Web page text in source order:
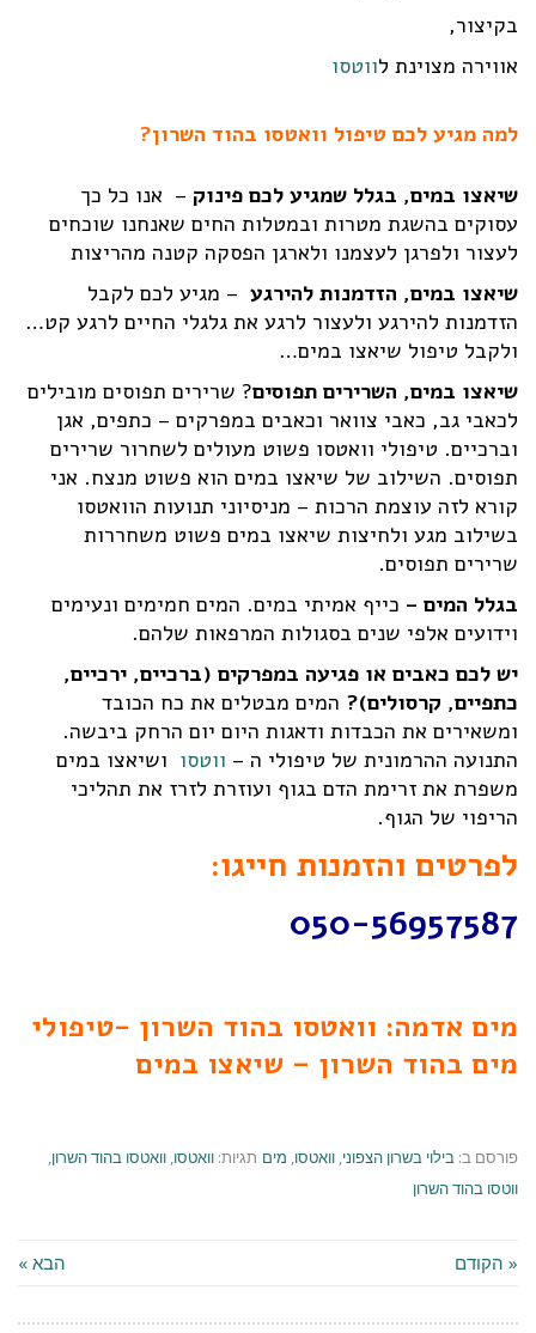
בקיצור,
אווירה מצוינת לווטסו
למה מגיע לכם טיפול וואטסו בהוד השרון?
שיאצו במים, בגלל שמגיע לכם פינוק – אנו כל כך
עסוקים בהשגת מטרות ובמטלות החים שאנחנו שוכחים
לעצור ולפרגן לעצמנו ולארגן הפסקה קטנה מהריצות
שיאצו במים, הזדמנות להירגע – מגיע לכם לקבל
הזדמנות להירגע ולעצור לרגע את גלגלי החיים לרגע קט…
ולקבל טיפול שיאצו במים…
שיאצו במים, השרירים תפוסים? שרירים תפוסים מובילים
לכאבי גב, כאבי צוואר וכאבים במפרקים – כתפים, אגן
וברכיים. טיפולי וואטסו פשוט מעולים לשחרור שרירים
תפוסים. השילוב של שיאצו במים הוא פשוט מנצח. אני
קורא לזה עוצמת הרכות – מניסיוני תנועות הוואטסו
בשילוב מגע ולחיצות שיאצו במים פשוט משחררות
שרירים תפוסים.
בגלל המים – כייף אמיתי במים. המים חמימים ונעימים
וידועים אלפי שנים בסגולות המרפאות שלהם.
יש לכם כאבים או פגיעה במפרקים (ברכיים, ירכיים,
כתפיים, קרסולים)? המים מבטלים את כח הכובד
ומשאירים את הכבדות ודאגות היום יום הרחק ביבשה.
התנועה ההרמונית של טיפולי ה – ווטסו ושיאצו במים
משפרת את זרימת הדם בגוף ועוזרת לזרז את תהליכי
הריפוי של הגוף.
לפרטים והזמנות חייגו:
050-56957587
מים אדמה: וואטסו בהוד השרון -טיפולי
מים בהוד השרון – שיאצו במים
פורסם ב: בילוי בשרון הצפוני, וואטסו, מים תגיות: וואטסו, וואטסו בהוד השרון,
ווטסו בהוד השרון
« הקודם הבא »